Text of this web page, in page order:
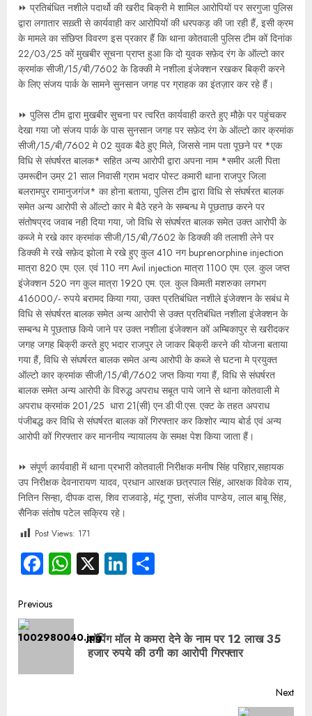
⏩️ प्रतिबंधित नशीले पदार्थो की खरीद बिक्री मे शामिल आरोपियों पर सरगुजा पुलिस
द्वारा लगातार सख़्ती से कार्यवाही कर आरोपियों की धरपकड़ की जा रही हैं, इसी क्रम
के मामले का संछिप्त विवरण इस प्रकार हैं कि थाना कोतवाली पुलिस टीम कों दिनांक
22/03/25 कों मुखबीर सूचना प्राप्त हुआ कि दो युवक सफ़ेद रंग के ऑल्टो कार
क्रमांक सीजी/15/बी/7602 के डिक्की मे नशीला इंजेक्शन रखकर बिक्री करने
के लिए संजय पार्क के सामने सुनसान जगह पर ग्राहक का इंतज़ार कर रहे हैं।
⏩ पुलिस टीम द्वारा मुखबीर सुचना पर त्वरित कार्यवाही करते हुए मौक़े पर पहुंचकर
देखा गया जो संजय पार्क के पास सुनसान जगह पर सफ़ेद रंग के ऑल्टो कार क्रमांक
सीजी/15/बी/7602 मे 02 युवक बैठे हुए मिले, जिससे नाम पता पूछने पर *एक
विधि से संघर्षरत बालक* सहित अन्य आरोपी द्वारा अपना नाम *समीर अली पिता
उमरूद्दीन उम्र 21 साल निवासी ग्राम भदार पोस्ट कमारी थाना राजपुर जिला
बलरामपुर रामानुजगंज* का होना बताया, पुलिस टीम द्वारा विधि से संघर्षरत बालक
समेत अन्य आरोपी से ऑल्टो कार मे बैठे रहने के सम्बन्ध मे पूछताछ करने पर
संतोषप्रद जवाब नही दिया गया, जो विधि से संघर्षरत बालक समेत उक्त आरोपी के
कब्जे मे रखे कार क्रमांक सीजी/15/बी/7602 के डिक्की की तलाशी लेने पर
डिक्की मे रखे सफ़ेद झोला मे रखे हुए कुल 410 नग buprenorphine injection
मात्रा 820 एम. एल. एवं 110 नग Avil injection मात्रा 1100 एम. एल. कुल जप्त
इंजेक्शन 520 नग कुल मात्रा 1920 एम. एल. कुल किमती मशरुका लगभग
416000/- रुपये बरामद किया गया, उक्त प्रतिबंधित नशीले इंजेक्शन के सबंध मे
विधि से संघर्षरत बालक समेत अन्य आरोपी से उक्त प्रतिबंधित नशीला इंजेक्शन के
सम्बन्ध मे पूछताछ किये जाने पर उक्त नशीला इंजेक्शन कों अम्बिकापुर से खरीदकर
जगह जगह बिक्री करते हुए भदार राजपुर ले जाकर बिक्री करने की योजना बताया
गया हैं, विधि से संघर्षरत बालक समेत अन्य आरोपी के कब्जे से घटना मे प्रयुक्त
ऑल्टो कार क्रमांक सीजी/15/बी/7602 जप्त किया गया हैं, विधि से संघर्षरत
बालक समेत अन्य आरोपी के विरुद्ध अपराध सबूत पाये जाने से थाना कोतवाली मे
अपराध क्रमांक 201/25 धारा 21(सी) एन.डी.पी.एस. एक्ट के तहत अपराध
पंजीबद्ध कर विधि से संघर्षरत बालक कों गिरफ्तार कर किशोर न्याय बोर्ड एवं अन्य
आरोपी कों गिरफ्तार कर माननीय न्यायालय के समक्ष पेश किया जाता हैं।
⏩️ संपूर्ण कार्यवाही में थाना प्रभारी कोतवाली निरीक्षक मनीष सिंह परिहार,सहायक
उप निरीक्षक देवनारायण यादव, प्रधान आरक्षक छत्रपाल सिंह, आरक्षक विवेक राय,
नितिन सिन्हा, दीपक दास, शिव राजवाड़े, मंटू गुप्ता, संजीव पाण्डेय, लाल बाबू सिंह,
सैनिक संतोष पटेल सक्रिय रहे।
Post Views: 171
Facebook
WhatsApp
X LinkedIn
Previous
शॉपिंग मॉल मे कमरा देने के नाम पर 12 लाख 35
हजार रुपये की ठगी का आरोपी गिरफ्तार
Next